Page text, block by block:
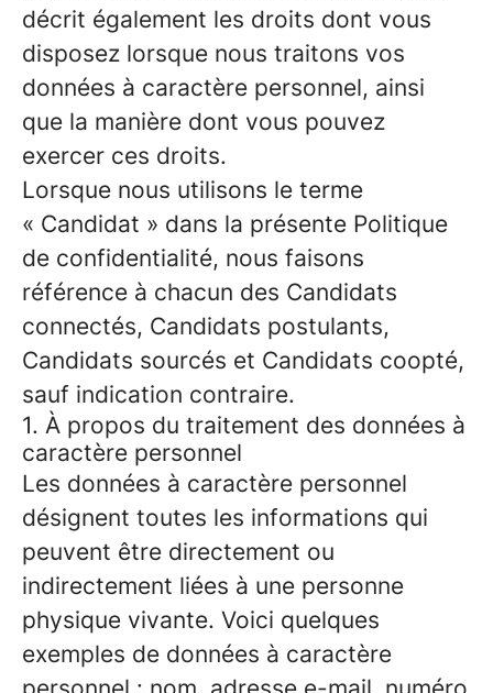
décrit également les droits dont vous
disposez lorsque nous traitons vos
données à caractère personnel, ainsi
que la manière dont vous pouvez
exercer ces droits.
Lorsque nous utilisons le terme
« Candidat » dans la présente Politique
de confidentialité, nous faisons
référence à chacun des Candidats
connectés, Candidats postulants,
Candidats sourcés et Candidats coopté,
sauf indication contraire.
1. À propos du traitement des données à
caractère personnel
Les données à caractère personnel
désignent toutes les informations qui
peuvent être directement ou
indirectement liées à une personne
physique vivante. Voici quelques
exemples de données à caractère